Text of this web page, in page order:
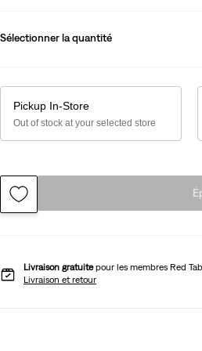
Sélectionner la quantité
Pickup In-Store
Out of stock at your selected store
Livraison gratuitepour les membres Red
Livraison et retour